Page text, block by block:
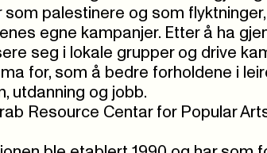
som palestinere og som
egne kampanjer. Etter å ha
seg i lokale grupper og drive
for, som å bedre forholdene i
utdanning og jobb.
Resource Centar for Popular